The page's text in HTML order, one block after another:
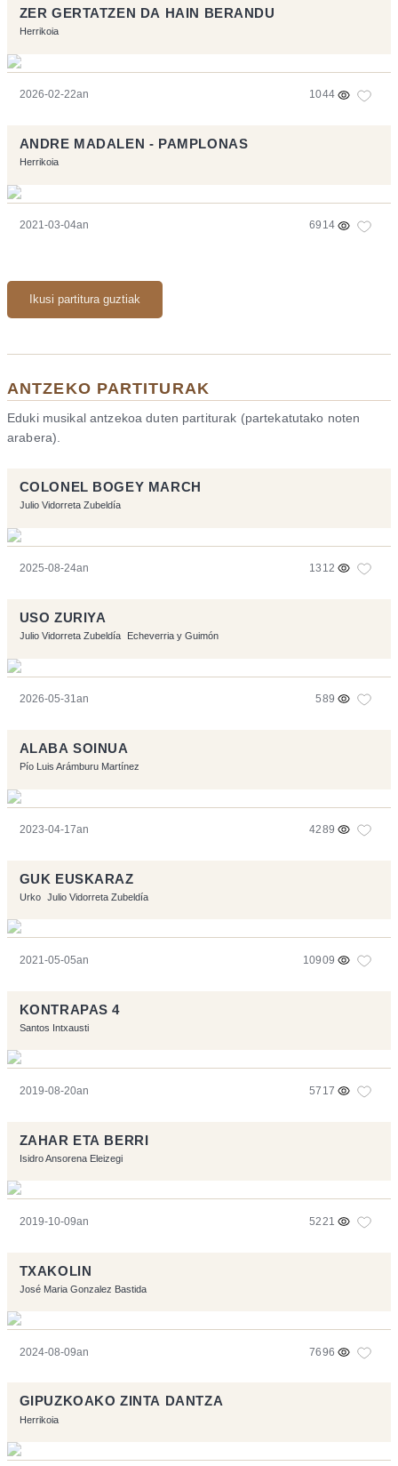
ZER GERTATZEN DA HAIN BERANDU
Herrikoia
2026-02-22an 1044
ANDRE MADALEN - PAMPLONAS
Herrikoia
2021-03-04an 6914
Ikusi partitura guztiak
ANTZEKO PARTITURAK
Eduki musikal antzekoa duten partiturak (partekatutako noten
arabera).
COLONEL BOGEY MARCH
Julio Vidorreta Zubeldía
2025-08-24an 1312
USO ZURIYA
Julio Vidorreta Zubeldía Echeverria y Guimón
2026-05-31an 589
ALABA SOINUA
Pío Luis Arámburu Martínez
2023-04-17an 4289
GUK EUSKARAZ
Urko Julio Vidorreta Zubeldía
2021-05-05an 10909
KONTRAPAS 4
Santos Intxausti
2019-08-20an 5717
ZAHAR ETA BERRI
Isidro Ansorena Eleizegi
2019-10-09an 5221
TXAKOLIN
José Maria Gonzalez Bastida
2024-08-09an 7696
GIPUZKOAKO ZINTA DANTZA
Herrikoia